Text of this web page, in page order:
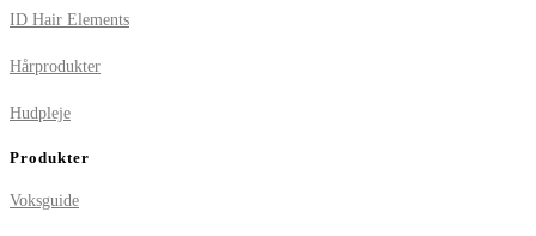
ID Hair Elements
Hårprodukter
Hudpleje
Produkter
Voksguide